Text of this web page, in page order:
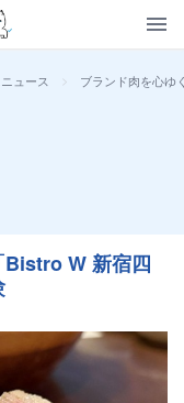
ュース > ブランド肉を心ゆ
Bistro W 新宿四